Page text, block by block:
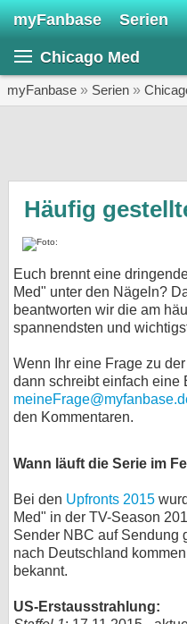
myFanbase Serien
Chicago Med
myFanbase » Serien »
Häufig
Euch brennt eine
Med" unter den Nägeln?
beantworten wir die am
spannendsten und
Wenn Ihr eine Frage zu
dann schreibt einfach eine
den Kommentaren.
Wann läuft die Serie im
Bei den Upfronts 2015
Med" in der TV-Season
Sender NBC auf Sendung
nach Deutschland
bekannt.
US-Erstausstrahlung: